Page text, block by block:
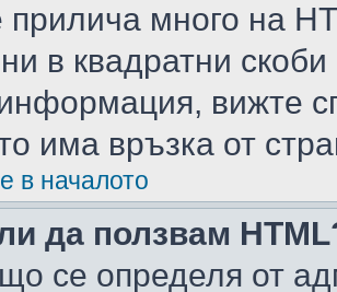
много на
в квадратни
вижте
има връзка от
в началото
да ползвам
се определя от